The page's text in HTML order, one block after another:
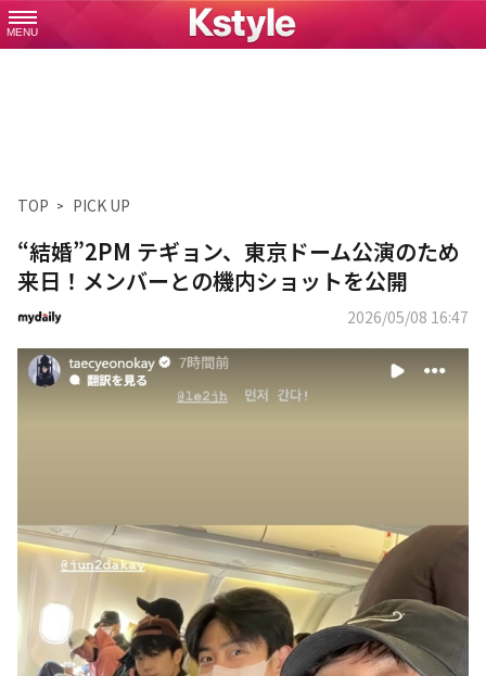
MENU
TOP PICK UP
“結婚”2PM テギョン、東京ドーム公演のため
来日！メンバーとの機内ショットを公開
2026/05/08 16:47